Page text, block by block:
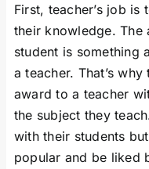
First, teacher’s job
their knowledge.
student is something
a teacher. That’s
award to a teacher
the subject they
with their students
popular and be liked